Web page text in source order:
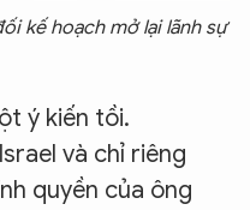
kế hoạch mở lại lãnh sự
ý kiến tồi.
và chỉ riêng
quyền của ông